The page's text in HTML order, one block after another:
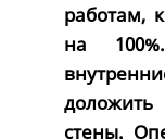
работам,
на
доложить
стены.